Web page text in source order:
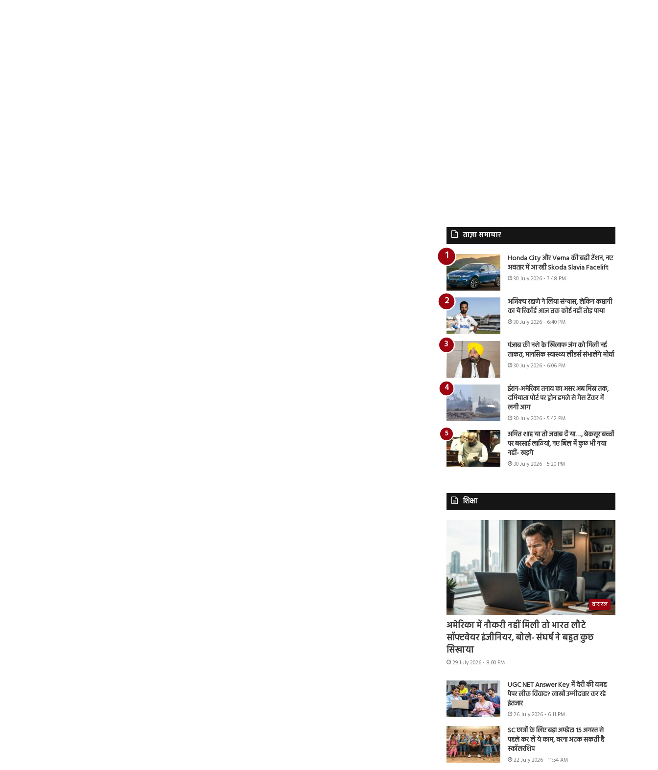
ताज़ा समाचार
Honda City और Verna की बढ़ी टेंशन, नए
अवतार में आ रही Skoda Slavia Facelift
30 July 2026 - 7:48 PM
अजिंक्य रहाणे ने लिया संन्यास, लेकिन कप्तानी
का ये रिकॉर्ड आज तक कोई नहीं तोड़ पाया
30 July 2026 - 6:40 PM
पंजाब की नशे के खिलाफ जंग को मिली नई
ताकत, मानसिक स्वास्थ्य लीडर्स संभालेंगे मोर्चा
30 July 2026 - 6:06 PM
ईरान-अमेरिका तनाव का असर अब मिस्र तक,
दमियाता पोर्ट पर ड्रोन हमले से गैस टैंकर में
लगी आग
30 July 2026 - 5:42 PM
अमित शाह या तो जवाब दें या…., बेकसूर बच्चों
पर बरसाई लाठियां, नए बिल में कुछ भी नया
नहीं- खड़गे
30 July 2026 - 5:20 PM
शिक्षा
वायरल
अमेरिका में नौकरी नहीं मिली तो भारत लौटे
सॉफ्टवेयर इंजीनियर, बोले- संघर्ष ने बहुत कुछ
सिखाया
29 July 2026 - 8:00 PM
UGC NET Answer Key में देरी की वजह
पेपर लीक विवाद? लाखों उम्मीदवार कर रहे
इंतजार
26 July 2026 - 6:11 PM
SC छात्रों के लिए बड़ा अपडेट! 15 अगस्त से
पहले कर लें ये काम, वरना अटक सकती है
स्कॉलरशिप
22 July 2026 - 11:54 AM